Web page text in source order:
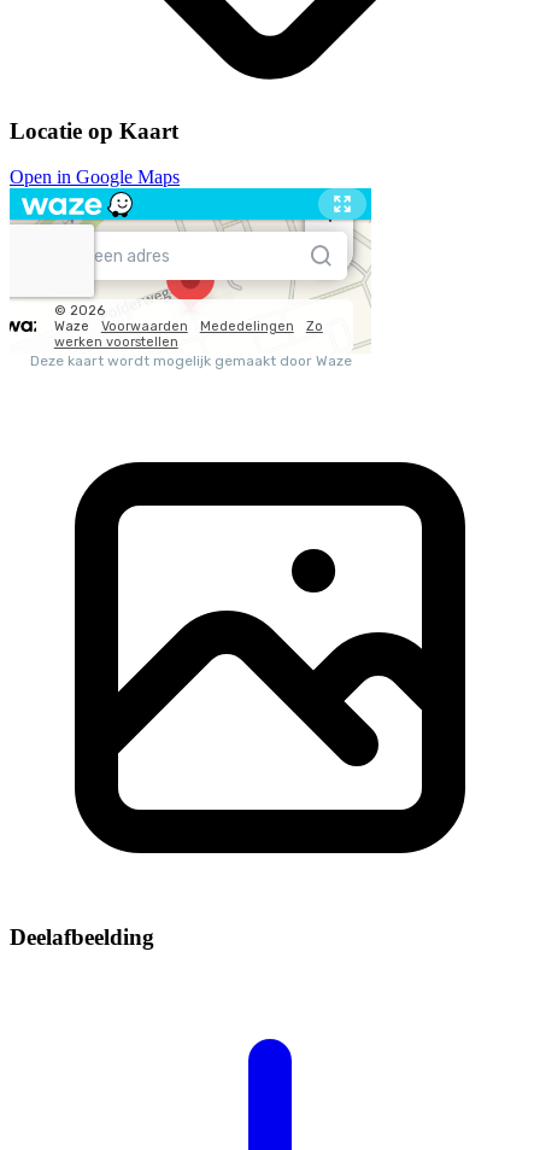
Locatie op Kaart
Open in Google Maps
Deelafbeelding